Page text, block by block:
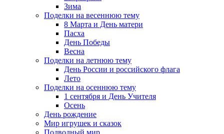
Зима
Поделки на весеннюю тему
8 Марта и День матери
Пасха
День Победы
Весна
Поделки на летнюю тему
День России и российского флага
Лето
Поделки на осеннюю тему
1 сентября и День Учителя
Осень
День рождение
Мир игрушек и сказок